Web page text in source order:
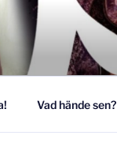
Vad hände sen?